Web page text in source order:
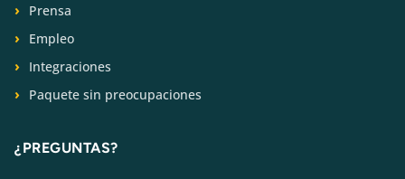
Prensa
Empleo
Integraciones
Paquete sin preocupaciones
¿PREGUNTAS?